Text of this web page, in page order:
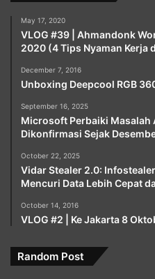
May 17, 2020
VLOG #39 | Ahmandonk
2020 (4 Tips Nyaman Kerja
December 7, 2016
Unboxing Deepcool RGB
September 16, 2025
Microsoft Perbaiki Masalah
Dikonfirmasi Sejak
October 22, 2025
Vidar Stealer 2.0:
Mencuri Data Lebih Cepat
October 14, 2016
VLOG #2 | Ke Jakarta 8
Random Post